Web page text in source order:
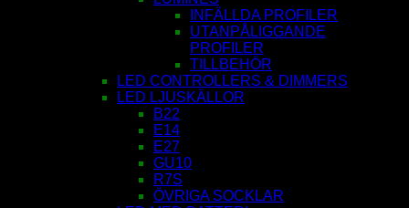
INFÄLLDA PROFILER
UTANPÅLIGGANDE
PROFILER
TILLBEHÖR
LED CONTROLLERS & DIMMERS
LED LJUSKÄLLOR
B22
E14
E27
GU10
R7S
ÖVRIGA SOCKLAR